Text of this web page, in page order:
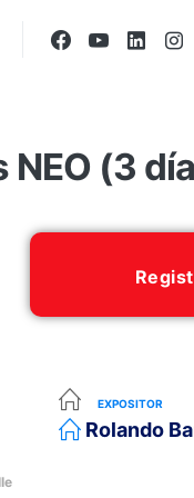
NEO (3
EXPOSITOR
Rolando